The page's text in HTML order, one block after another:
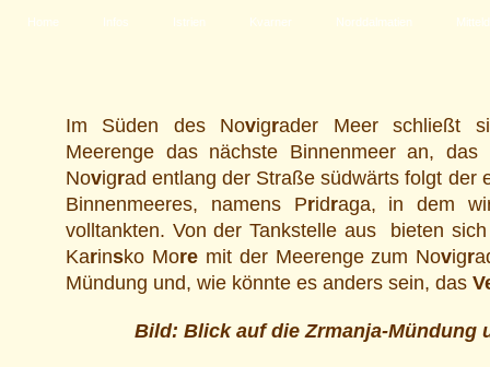
Home Infos Istrien Kvarner Norddalmatien
Im Süden des Novigrader Meer schließt
Meerenge das nächste Binnenmeer an, das
Novigrad entlang der Straße südwärts folgt der
Binnenmeeres, namens Pridraga, in dem
volltankten. Von der Tankstelle aus bieten
Karinsko Moremit der Meerenge zum Novigr
Mündung und, wie könnte es anders sein, das
Bild: Blick auf die Zrmanja-Mündung